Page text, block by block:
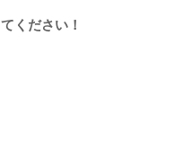
ください！